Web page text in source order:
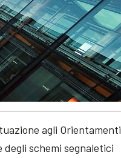
agli Orientamenti
degli schemi segnaletici